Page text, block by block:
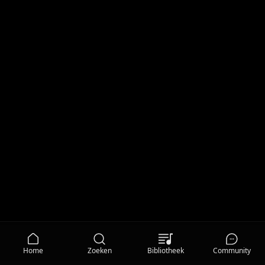
Home Zoeken Bibliotheek Community